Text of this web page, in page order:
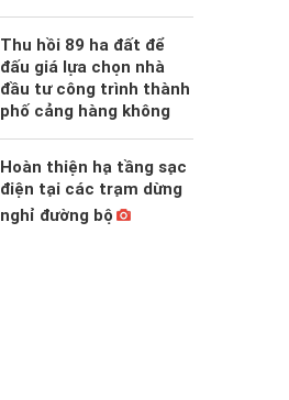
Thu hồi 89 ha đất để
đấu giá lựa chọn nhà
đầu tư công trình thành
phố cảng hàng không
Hoàn thiện hạ tầng sạc
điện tại các trạm dừng
nghỉ đường bộ